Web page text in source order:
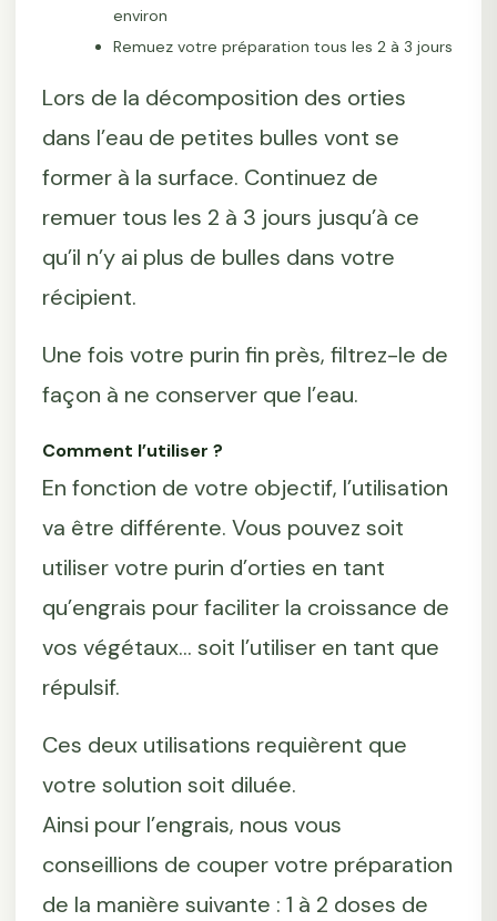
environ
Remuez votre préparation tous les 2 à 3 jours
Lors de la décomposition des orties
dans l’eau de petites bulles vont se
former à la surface. Continuez de
remuer tous les 2 à 3 jours jusqu’à ce
qu’il n’y ai plus de bulles dans votre
récipient.
Une fois votre purin fin près, filtrez-le de
façon à ne conserver que l’eau.
Comment l’utiliser ?
En fonction de votre objectif, l’utilisation
va être différente. Vous pouvez soit
utiliser votre purin d’orties en tant
qu’engrais pour faciliter la croissance de
vos végétaux... soit l’utiliser en tant que
répulsif.
Ces deux utilisations requièrent que
votre solution soit diluée.
Ainsi pour l’engrais, nous vous
conseillions de couper votre préparation
de la manière suivante : 1 à 2 doses de